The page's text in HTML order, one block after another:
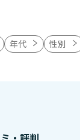
年代 性別